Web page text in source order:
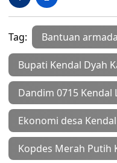
Tag: Bantuan
Bupati Kendal Dyah
Dandim 0715 Kendal
Ekonomi desa Kendal
Kopdes Merah Putih